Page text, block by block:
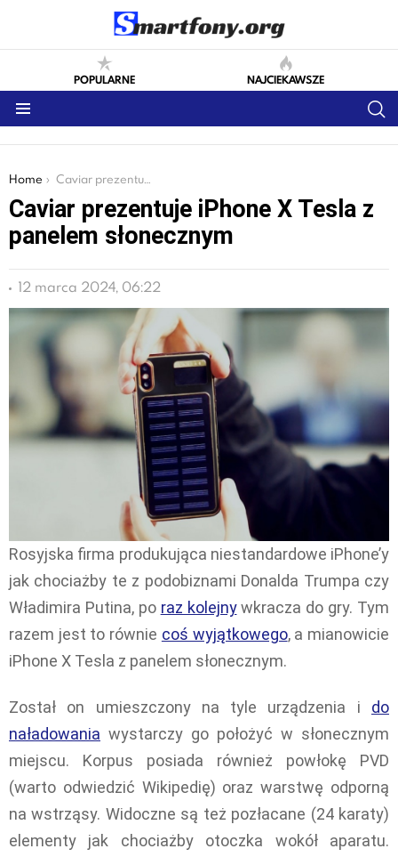
POPULARNE NAJCIEKAWSZE
You are here:
Home Caviar prezentuje iPhone X Tesla z panelem słonecznym
Caviar prezentuje iPhone X Tesla z
panelem słonecznym
12 marca 2024, 06:22
Rosyjska firma produkująca niestandardowe iPhone’y
jak chociażby te z podobiznami Donalda Trumpa czy
Władimira Putina, po raz kolejnywkracza do gry. Tym
razem jest to równie coś wyjątkowego, a mianowicie
iPhone X Tesla z panelem słonecznym.
Został on umieszczony na tyle urządzenia i do
naładowania wystarczy go położyć w słonecznym
miejscu. Korpus posiada również powłokę PVD
(warto odwiedzić Wikipedię) oraz warstwę odporną
na wstrząsy. Widoczne są też pozłacane (24 karaty)
elementy jak chociażby otoczka wokół aparatu.